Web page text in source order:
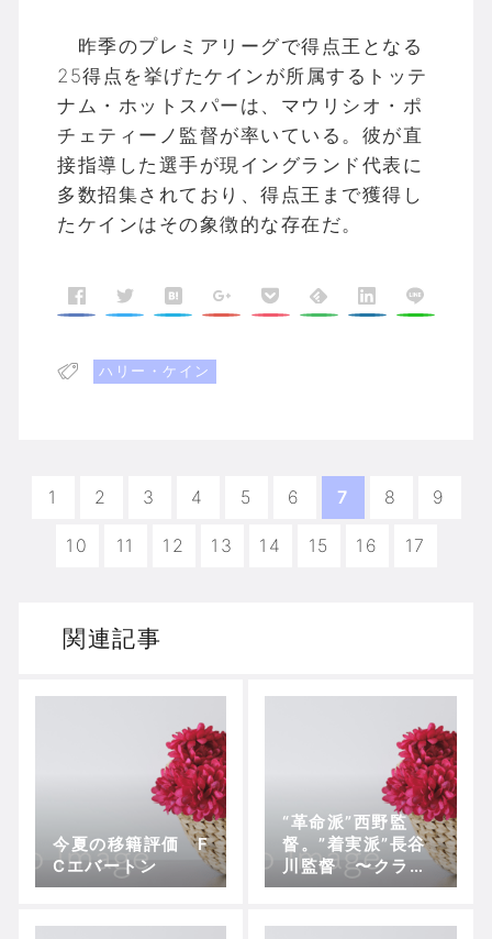
昨季のプレミアリーグで得点王となる
25得点を挙げたケインが所属するトッテ
ナム・ホットスパーは、マウリシオ・ポ
チェティーノ監督が率いている。彼が直
接指導した選手が現イングランド代表に
多数招集されており、得点王まで獲得し
たケインはその象徴的な存在だ。
ハリー・ケイン
1 2 3 4 5 6 7 8 9
10 11 12 13 14 15 16 17
関連記事
今夏の移籍評価 F
Cエバートン
“革命派”西野監
督。”着実派”長谷
川監督 〜クラブ
の歴史的背景にお
を発揮